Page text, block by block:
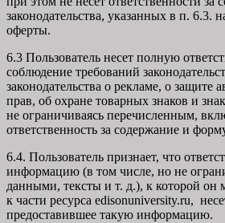
законодательства, указанных в п. 6.3.
оферты.
6.3 Пользователь несет полную
соблюдение требований
законодательства о рекламе, о защите
прав, об охране товарных знаков и
не ограничиваясь перечисленным,
ответственность за содержание и
6.4. Пользователь признает, что
информацию (в том числе, но не
данными, тексты и т. д.), к которой он
к части ресурса edisonuniversity.ru,
предоставившее такую информацию.